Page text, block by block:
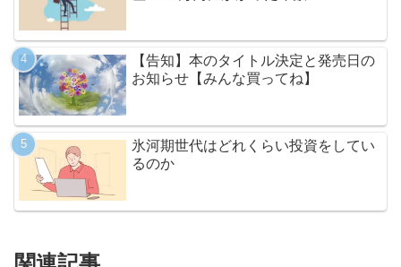
【告知】本のタイトル決定と発売日の
お知らせ【みんな買ってね】
氷河期世代はどれくらい投資をしてい
るのか